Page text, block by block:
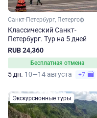
Санкт-Петербург, Петергоф
Классический Санкт-
Петербург. Тур на 5 дней
RUB 24,360
Бесплатная отмена
5 дн. 10—14 августа +7
Экскурсионные туры